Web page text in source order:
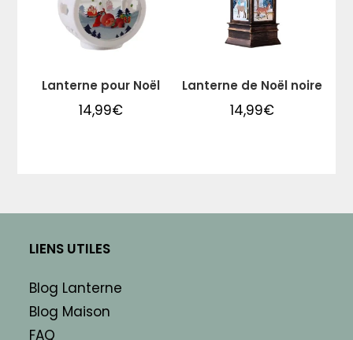
Lanterne pour Noël
14,99€
Lanterne de Noël noire
14,99€
LIENS UTILES
Blog Lanterne
Blog Maison
FAQ